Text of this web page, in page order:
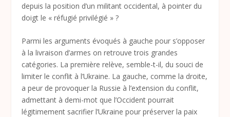
depuis la position d’un militant occidental, à pointer du
doigt le « réfugié privilégié » ?
Parmi les arguments évoqués à gauche pour s’opposer
à la livraison d’armes on retrouve trois grandes
catégories. La première relève, semble-t-il, du souci de
limiter le conflit à l’Ukraine. La gauche, comme la droite,
a peur de provoquer la Russie à l’extension du conflit,
admettant à demi-mot que l’Occident pourrait
légitimement sacrifier l’Ukraine pour préserver la paix